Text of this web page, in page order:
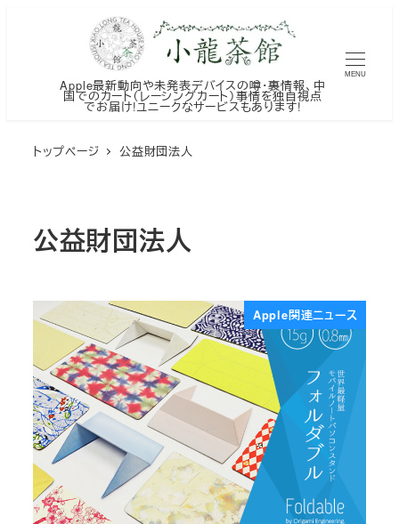
Apple最新動向や未発表デバイスの噂・裏情報、中
国でのカート（レーシングカート）事情を独自視点
でお届け!ユニークなサービスもあります!
MENU
トップページ 公益財団法人
公益財団法人
Apple関連ニュース